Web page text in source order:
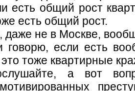
есть общий рост
есть общий рост.
даже не в Москве,
говорю, если есть
тоже квартирные
а вот